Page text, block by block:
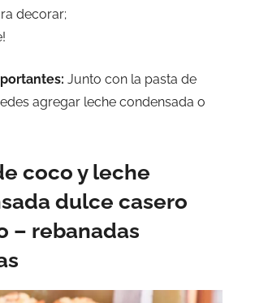
decorar;
Junto con la pasta de
agregar leche condensada o
coco y leche
dulce casero
– rebanadas